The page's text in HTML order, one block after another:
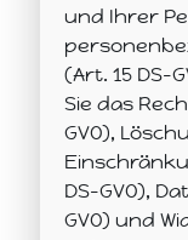
und Ihrer
(Art. 15 DS-
Sie das
GVO),
DS-GVO),
GVO) und